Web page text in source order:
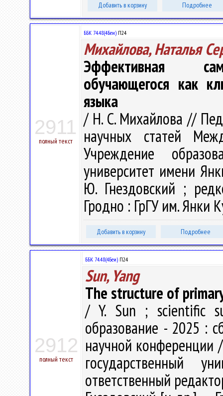
Добавить в корзину Подробнее
2911
полный текст
ББК 74.48(4Беи) П24
Михайлова, Наталья
Эффективная
обучающегося как
языка
/ Н. С. Михайлова //
научных статей
Учреждение
университет имени
Ю. Гнездовский ;
Гродно : ГрГУ им. Янки
Добавить в корзину Подробнее
2912
полный текст
ББК 74.48(4Беи) П24
Sun, Yang
The structure of
/ Y. Sun ; scientific
образование - 2025 :
научной конференции
государственный
ответственный